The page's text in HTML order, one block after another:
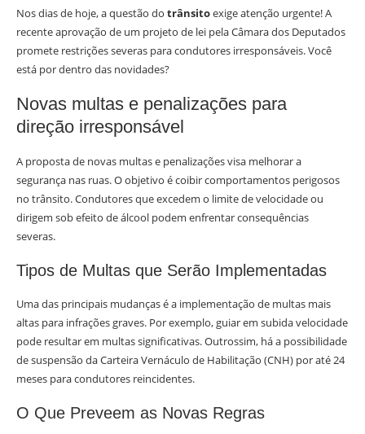
Nos dias de hoje, a questão do trânsitoexige atenção urgente! A
recente aprovação de um projeto de lei pela Câmara dos Deputados
promete restrições severas para condutores irresponsáveis. Você
está por dentro das novidades?
Novas multas e penalizações para
direção irresponsável
A proposta de novas multas e penalizações visa melhorar a
segurança nas ruas. O objetivo é coibir comportamentos perigosos
no trânsito. Condutores que excedem o limite de velocidade ou
dirigem sob efeito de álcool podem enfrentar consequências
severas.
Tipos de Multas que Serão Implementadas
Uma das principais mudanças é a implementação de multas mais
altas para infrações graves. Por exemplo, guiar em subida velocidade
pode resultar em multas significativas. Outrossim, há a possibilidade
de suspensão da Carteira Vernáculo de Habilitação (CNH) por até 24
meses para condutores reincidentes.
O Que Preveem as Novas Regras